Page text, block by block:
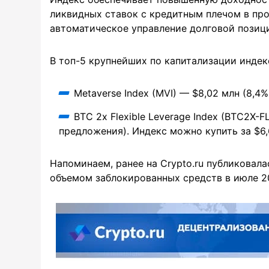
ликвидных ставок с кредитным плечом в
автоматическое управление долговой
В топ-5 крупнейших по капитализации
Metaverse Index (MVI) — $8,02 млн
BTC 2x Flexible Leverage Index
предложения). Индекс можно купить за
Напоминаем, ранее на Crypto.ru
объемом заблокированных средств в июле